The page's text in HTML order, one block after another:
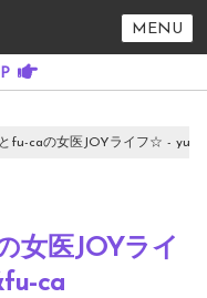
MENU
fu-caの女医JOYライフ☆ -
女医JOYライ
ca